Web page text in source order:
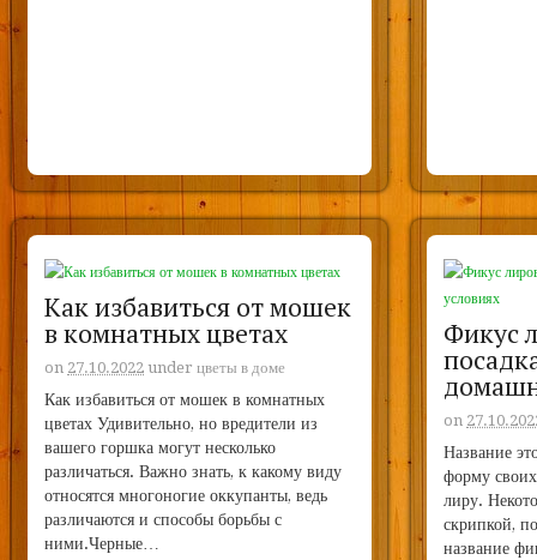
Как избавиться от мошек
в комнатных цветах
on 27.10.2022 underцветы в доме
Как избавиться от мошек в комнатных
цветах Удивительно, но вредители из
вашего горшка могут несколько
различаться. Важно знать, к какому виду
относятся многоногие оккупанты, ведь
различаются и способы борьбы с
ними.Черные…
Фикус
on
Название
форму
лиру.
скрипкой,
название